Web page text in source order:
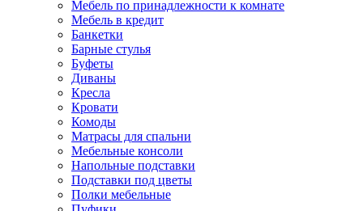
Мебель по принадлежности к комнате
Мебель в кредит
Банкетки
Барные стулья
Буфеты
Диваны
Кресла
Кровати
Комоды
Матрасы для спальни
Мебельные консоли
Напольные подставки
Подставки под цветы
Полки мебельные